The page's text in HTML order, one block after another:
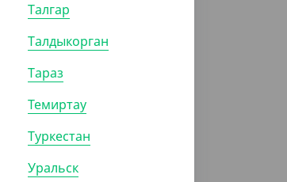
Талгар
Талдыкорган
Тараз
Темиртау
Туркестан
Уральск